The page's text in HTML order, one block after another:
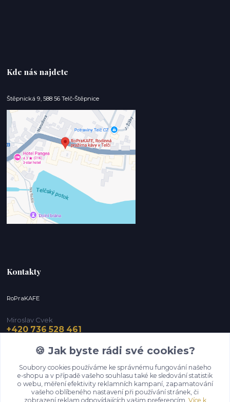
Kde nás najdete
Štěpnická 9, 588 56 Telč-Štěpnice
Kontakty
RoPraKAFE
Miroslav Cvek
+420 736 528 461
info@roprakafe.cz
🍪 Jak byste rádi své cookies?
Soubory cookies používáme ke správnému fungování našeho
e-shopu a v případě vašeho souhlasu také ke sledování statistik
o webu, měření efektivity reklamních kampaní, zapamatování
vašeho oblíbeného nastavení při používání stránek, či
zobrazení reklam odpovídajících vašim preferencím. Více k